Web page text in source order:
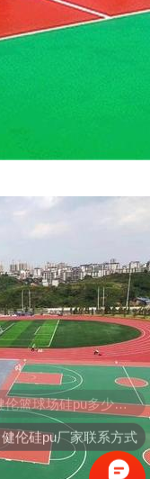
健伦硅pu厂家联系方式